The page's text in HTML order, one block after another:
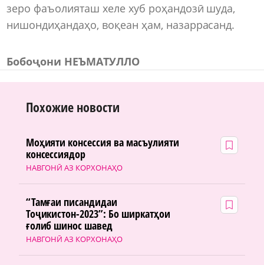
зеро фаъолияташ хеле хуб роҳандозӣ шуда,
нишондиҳандаҳо, воқеан ҳам, назаррасанд.
Бобоҷони НЕЪМАТУЛЛО
Похожие новости
НАВГОНӢ АЗ КОРХОНАҲО
Моҳияти консессия ва масъулияти
консессиядор
НАВГОНӢ АЗ КОРХОНАҲО
“Тамғаи писандидаи
Тоҷикистон-2023”: Бо ширкатҳои
ғолиб шинос шавед